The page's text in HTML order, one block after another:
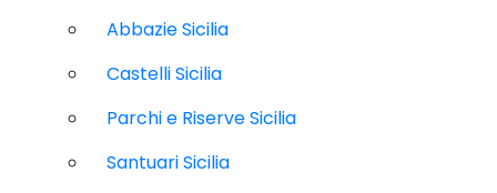
Abbazie Sicilia
Castelli Sicilia
Parchi e Riserve Sicilia
Santuari Sicilia